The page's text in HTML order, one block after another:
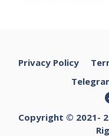
Privacy Policy
Copyright © 2021-